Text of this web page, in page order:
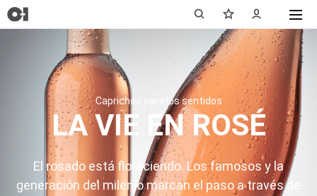
Caprichos para los sentidos
LA VIE EN ROSÉ
El rosado está floreciendo. Los famosos y la
generación del milenio marcan el paso a través de